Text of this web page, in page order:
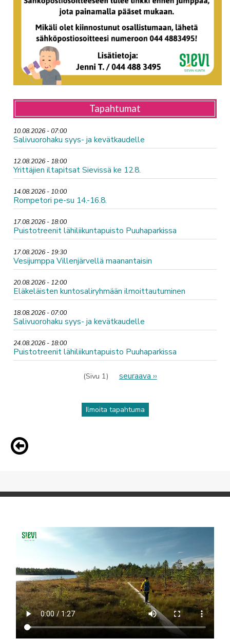
Tapahtumat
10.08.2026 - 07:00
Salivuorohaku syys- ja kevätkaudelle
12.08.2026 - 18:00
Yrittäjien iltapitsat Sievissä ke 12.8.
14.08.2026 - 10:00
Rompetori pe-su 14.-16.8.
17.08.2026 - 18:00
Puistotreenit lähiliikuntapuisto Puuhaparkissa
17.08.2026 - 19:30
Vesijumppa Villenjärvellä maanantaisin
20.08.2026 - 12:00
Eläkeläisten kuntosaliryhmään ilmoittautuminen
18.08.2026 - 07:00
Salivuorohaku syys- ja kevätkaudelle
24.08.2026 - 18:00
Puistotreenit lähiliikuntapuisto Puuhaparkissa
(Sivu 1)
Seuraava
seuraava ››
Ilmoita tapahtuma